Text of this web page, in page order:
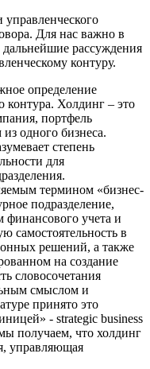
Для нас важно в
рассуждения
контуру.
определение
контура. Холдинг – это
портфель
одного бизнеса.
степень
для
термином «бизнес-
подразделение,
финансового учета и
самостоятельность в
решений, а также
на создание
словосочетания
смыслом и
принято это
- strategic business
получаем, что холдинг
управляющая